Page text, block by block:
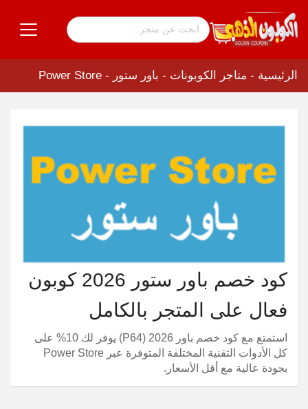
الرئيسية - متاجر الكوبونات - باور ستور - Power Store
كود خصم باور ستور 2026 كوبون
فعال على المتجر بالكامل
استمتع مع كود خصم باور 2026 (P64) يوفر لك 10% على
كل الأدوات التقنية المختلفة المتوفرة عبر Power Store
بجودة عالية مع أقل الأسعار.